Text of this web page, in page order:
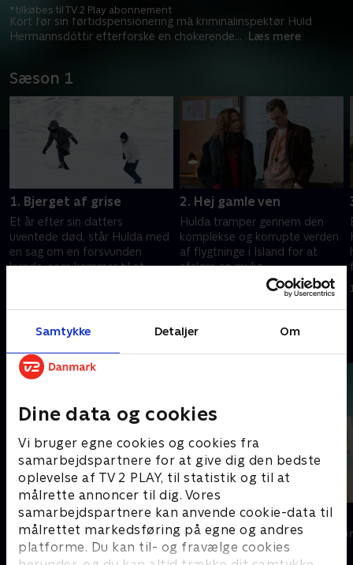
Samtykke Detaljer Om
Dine data og cookies
Vi bruger egne cookies og cookies fra
samarbejdspartnere for at give dig den bedste
oplevelse af TV 2 PLAY, til statistik og til at
målrette annoncer til dig. Vores
samarbejdspartnere kan anvende cookie-data til
målrettet markedsføring på egne og andres
platforme. Du kan til- og fravælge cookies
Kort før sin førtidspensionering må kriminalinspektør Huld
Hermannsdóttir efterforske en chokerende... Læs mere
*tilkøbes til TV 2 Play abonnement
Sæson 1
1. Bjerget af grise
Et år efter sin datters
uventede død, står Hulda med
en sag om en forsvunden
kvinde, som kommer til at
2. Hej gamle ven
Hulda tramper gennem den
komplekse og korrupte verden
af flygtninge i Island for at
afsløre en mulig
1. november 2024 • 44 min
Andre så også
Perlens mysterier
Krimi & Spænding • 1 sæsoner
The Au Pair
Krimi &